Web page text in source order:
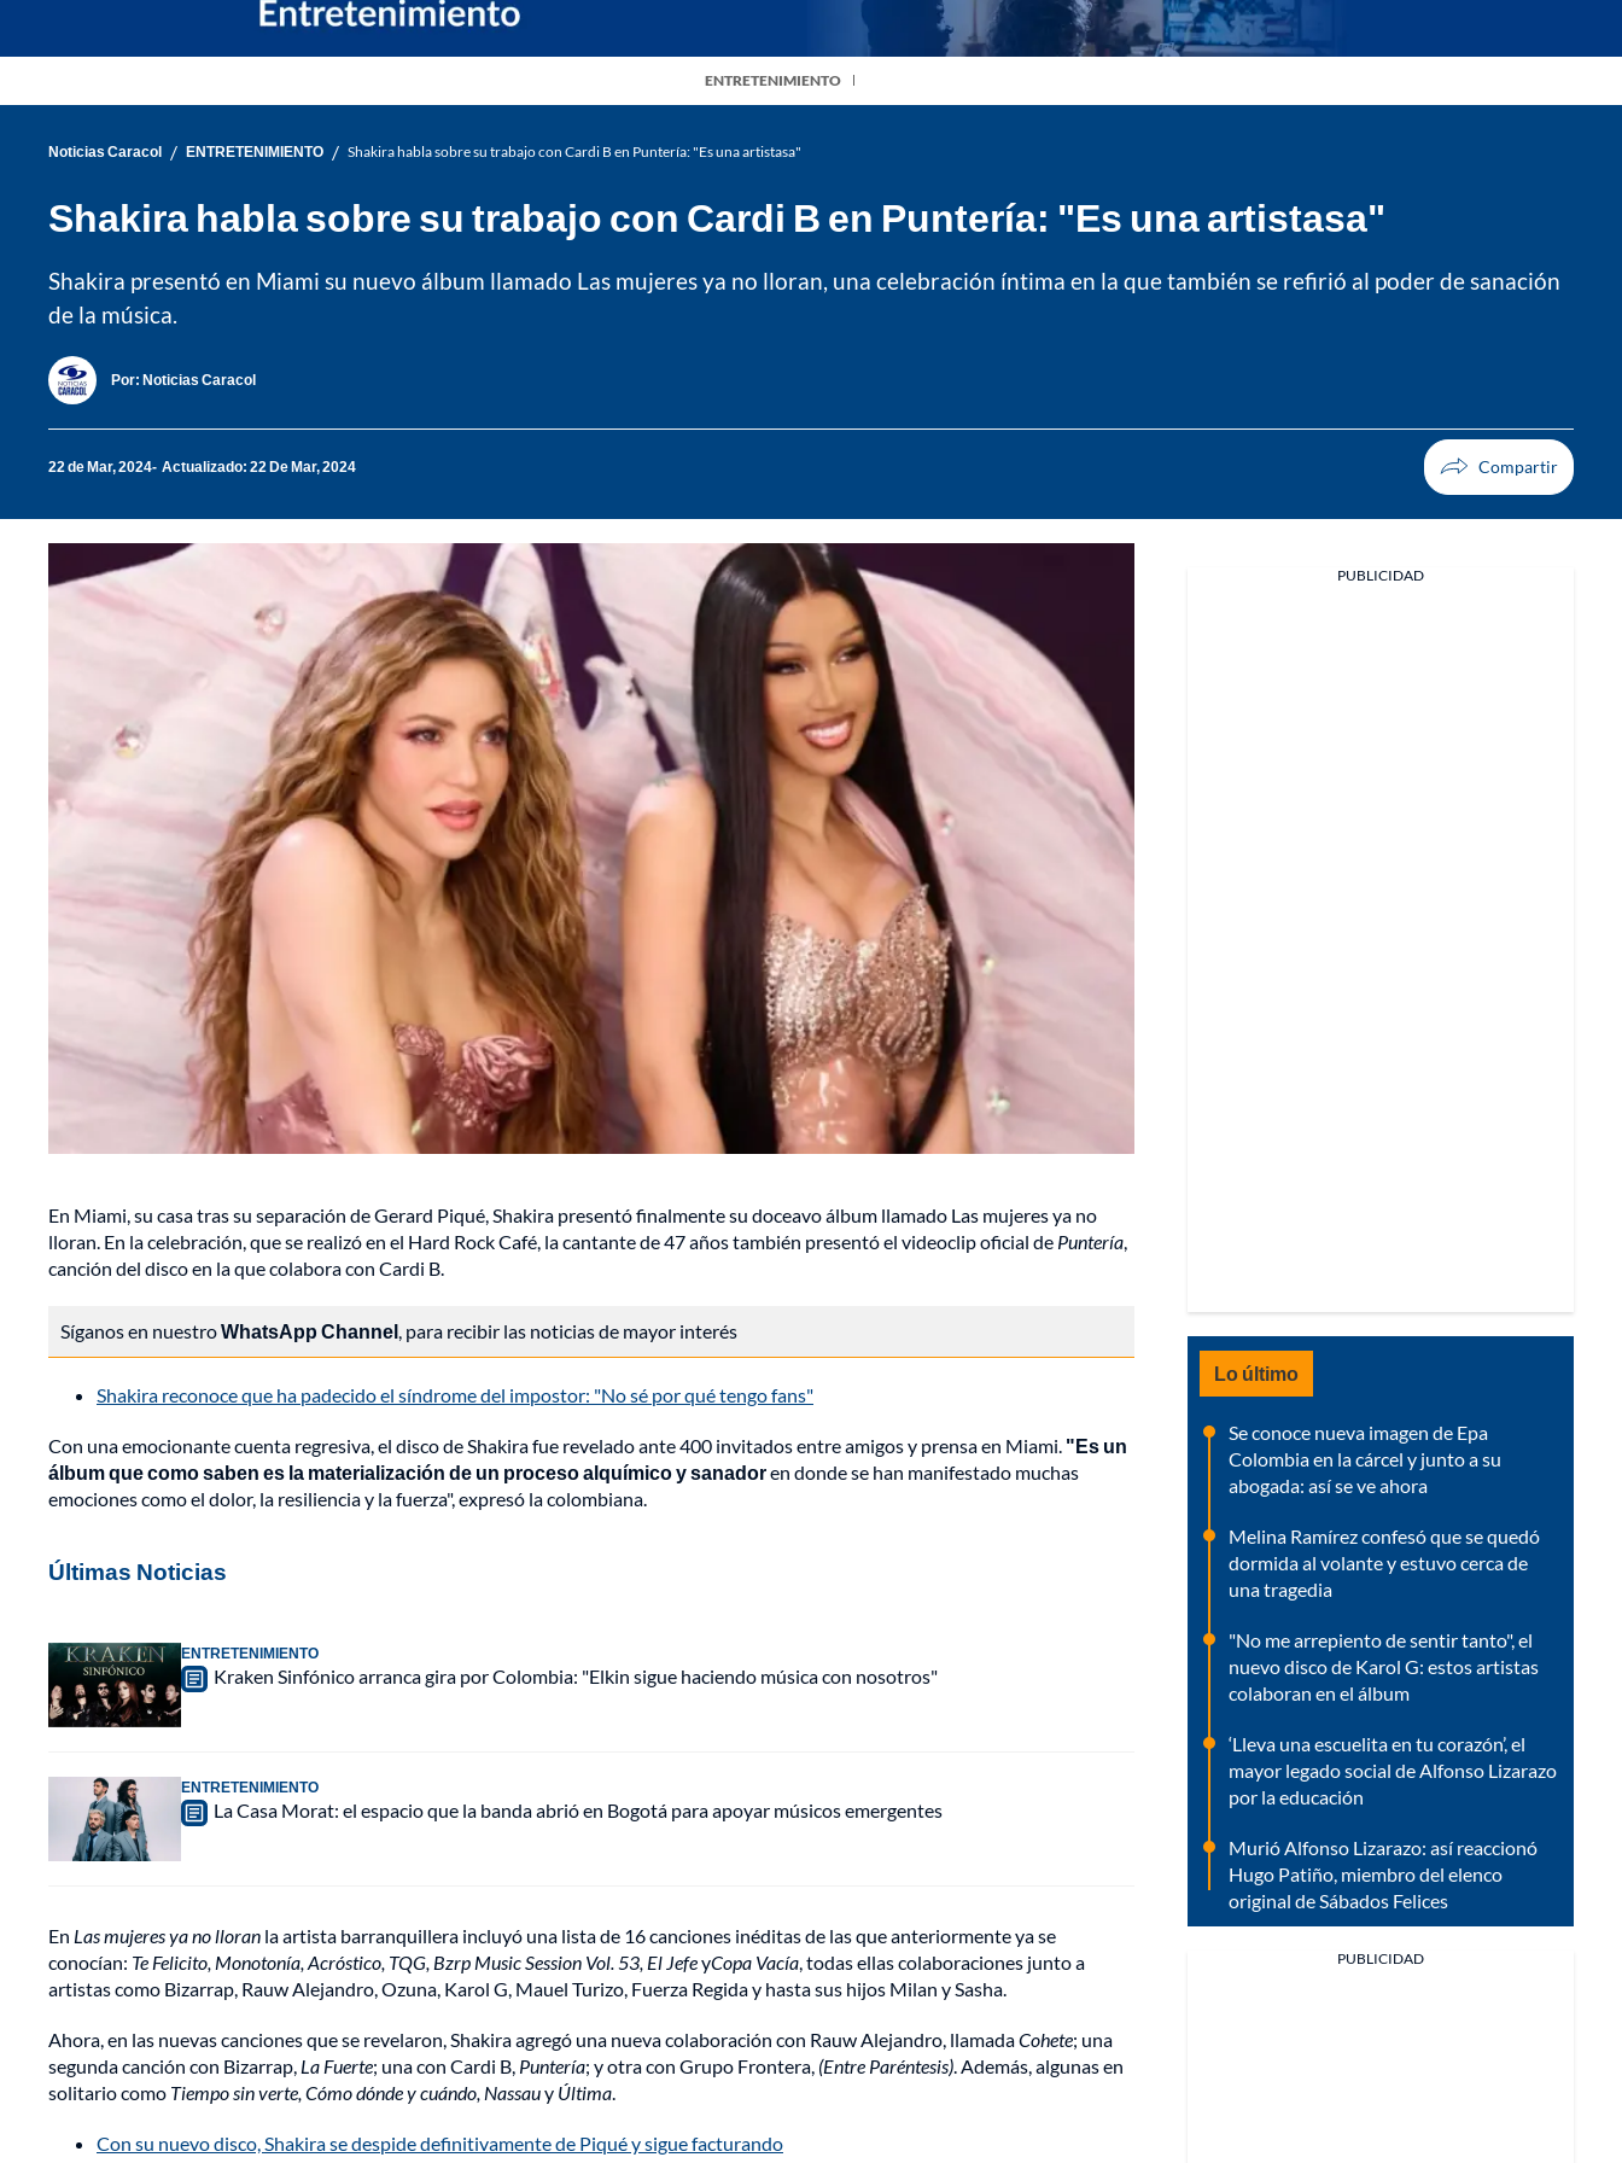
ENTRETENIMIENTO
Noticias Caracol / ENTRETENIMIENTO / Shakira habla sobre su trabajo con Cardi B en Puntería: "Es una artistasa"
Shakira habla sobre su trabajo con Cardi B en Puntería: "Es una artistasa"
Shakira presentó en Miami su nuevo álbum llamado Las mujeres ya no lloran, una celebración íntima en la que también se refirió al poder de sanación
de la música.
Por: Noticias Caracol
22 de Mar, 2024 Actualizado: 22 De Mar, 2024
En Miami, su casa tras su separación de Gerard Piqué, Shakira presentó finalmente su doceavo álbum llamado Las mujeres ya no
lloran. En la celebración, que se realizó en el Hard Rock Café, la cantante de 47 años también presentó el videoclip oficial de Puntería,
canción del disco en la que colabora con Cardi B.
Síganos en nuestroWhatsApp Channel, para recibir las noticias de mayor interés
Shakira reconoce que ha padecido el síndrome del impostor: "No sé por qué tengo fans"
Con una emocionante cuenta regresiva, el disco de Shakira fue revelado ante 400 invitados entre amigos y prensa en Miami. "Es un
álbum que como saben es la materialización de un proceso alquímico y sanadoren donde se han manifestado muchas
emociones como el dolor, la resiliencia y la fuerza", expresó la colombiana.
Últimas Noticias
ENTRETENIMIENTO
Kraken Sinfónico arranca gira por Colombia: "Elkin sigue haciendo música con nosotros"
ENTRETENIMIENTO
La Casa Morat: el espacio que la banda abrió en Bogotá para apoyar músicos emergentes
En Las mujeres ya no lloran la artista barranquillera incluyó una lista de 16 canciones inéditas de las que anteriormente ya se
conocían: Te Felicito, Monotonía, Acróstico, TQG, Bzrp Music Session Vol. 53, El JefeyCopa Vacía, todas ellas colaboraciones junto a
artistas como Bizarrap, Rauw Alejandro, Ozuna, Karol G, Mauel Turizo, Fuerza Regida y hasta sus hijos Milan y Sasha.
Ahora, en las nuevas canciones que se revelaron, Shakira agregó una nueva colaboración con Rauw Alejandro, llamadaCohete; una
segunda canción con Bizarrap, La Fuerte; una con Cardi B, Puntería; y otra con Grupo Frontera, (Entre Paréntesis). Además, algunas en
solitario como Tiempo sin verte, Cómo dónde y cuándo, Nassauy Última.
Con su nuevo disco, Shakira se despide definitivamente de Piqué y sigue facturando
PUBLICIDAD
Lo último
Se conoce nueva imagen de Epa
Colombia en la cárcel y junto a su
abogada: así se ve ahora
Melina Ramírez confesó que se quedó
dormida al volante y estuvo cerca de
una tragedia
"No me arrepiento de sentir tanto", el
nuevo disco de Karol G: estos artistas
colaboran en el álbum
‘Lleva una escuelita en tu corazón’, el
mayor legado social de Alfonso Lizarazo
por la educación
Murió Alfonso Lizarazo: así reaccionó
Hugo Patiño, miembro del elenco
original de Sábados Felices
PUBLICIDAD